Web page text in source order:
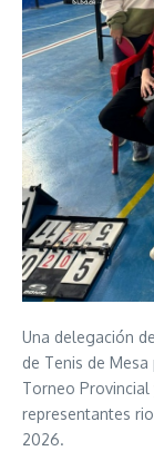
Una delegación
de Tenis de Mesa
Torneo
representantes
2026.